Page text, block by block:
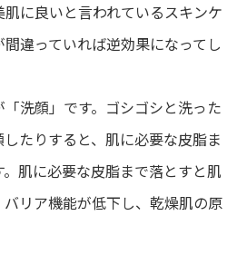
に良いと言われているスキンケ
違っていれば逆効果になってし
洗顔」です。ゴシゴシと洗った
たりすると、肌に必要な皮脂ま
肌に必要な皮脂まで落とすと肌
リア機能が低下し、乾燥肌の原